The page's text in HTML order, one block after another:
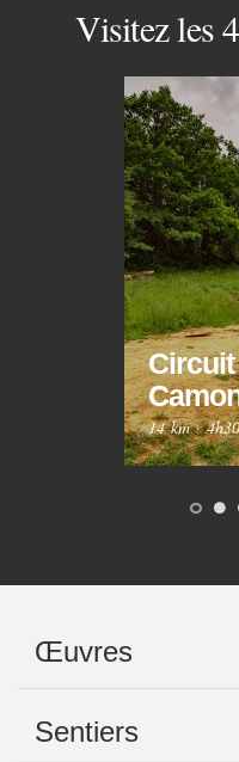
Visitez les
14 km·4h30
Œuvres
Sentiers